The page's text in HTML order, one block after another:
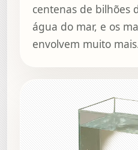
centenas de bilhões
água do mar, e os
envolvem muito